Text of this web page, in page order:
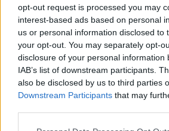
opt-out request is processed you may
interest-based ads based on personal
us or personal information disclosed to
your opt-out. You may separately opt-
disclosure of your personal information
IAB’s list of downstream participants.
also be disclosed by us to third parties
Downstream Participants that may
Please note that this website/app uses
Actualidad Comunio: Lesionados
La jornada
amplia lista
lesionados y
Analizamos
que podrían